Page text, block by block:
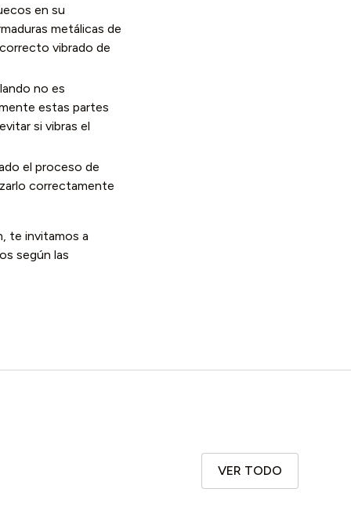
en su
metálicas de
vibrado de
no es
estas partes
si vibras el
el proceso de
correctamente
te invitamos a
según las
VER TODO